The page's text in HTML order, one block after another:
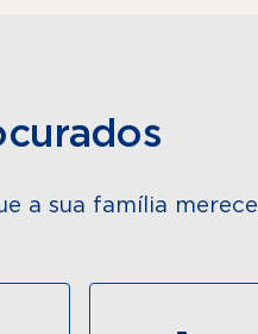
a sua família merece